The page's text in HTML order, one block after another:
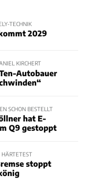
TECHNIK
2029
KIRCHERT
Autobauer
SCHON BESTELLT
hat E-
Q9 gestoppt
HÄRTETEST
stoppt